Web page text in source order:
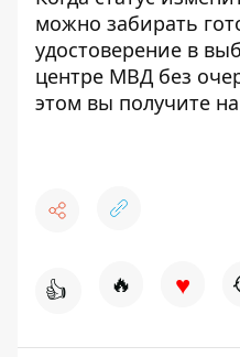
можно забирать
удостоверение в
центре МВД без
этом вы получите
👍 🔥 ♥